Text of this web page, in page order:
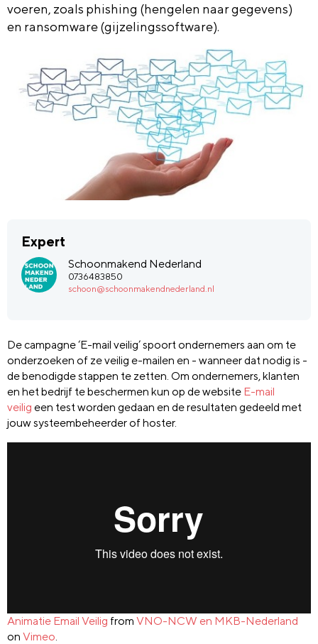
voeren, zoals phishing (hengelen naar gegevens)
en ransomware(gijzelingssoftware).
Expert
Schoonmakend Nederland
0736483850
schoon@schoonmakendnederland.nl
De campagne ‘E-mail veilig’ spoort ondernemers aan om te
onderzoeken of ze veilig e-mailen en - wanneer dat nodig is -
de benodigde stappen te zetten. Om ondernemers, klanten
en het bedrijf te beschermen kun op de website E-mail
veilig een test worden gedaan en de resultaten gedeeld met
jouw systeembeheerder ofhoster.
Animatie Email Veilig from VNO-NCW en MKB-Nederland
on Vimeo